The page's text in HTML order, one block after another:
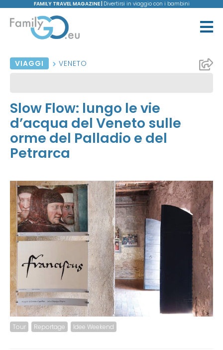
FAMILY TRAVEL MAGAZINE | Divertirsi in viaggio con i bambini
VIAGGI VENETO
Slow Flow: lungo le vie
d’acqua del Veneto sulle
orme del Palladio e del
Petrarca
Tour Reportage Idee Weekend